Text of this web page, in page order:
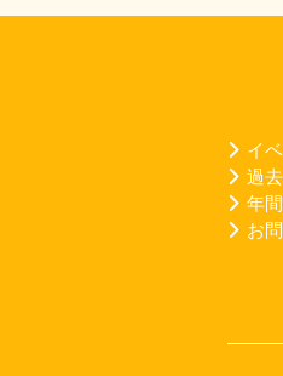
イ
過
年
お